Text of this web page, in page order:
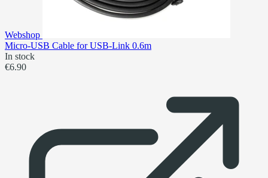
Webshop
Micro-USB Cable for USB-Link 0.6m
In stock
€6.90